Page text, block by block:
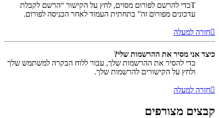
Tכדי להרשם לפורום מסוים, לחץ על הקישור “הרשם לקבלת
עדכונים מפורום זה” בתחתית העמוד לאחר הכניסה לפורום.
חזרה למעלה
כיצד אני מסיר את ההרשמות שלי?
כדי להסיר את ההרשמות שלך, עבור ללוח הבקרה למשתמש שלך
ולחץ על הקישורים להרשמות שלך.
חזרה למעלה
קבצים מצורפים